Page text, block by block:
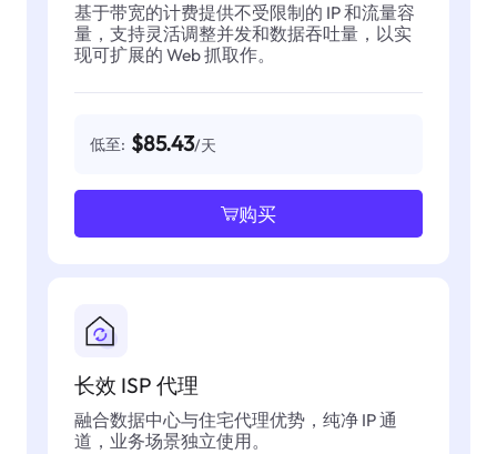
基于带宽的计费提供不受限制的 IP 和流量容
量，支持灵活调整并发和数据吞吐量，以实
现可扩展的 Web 抓取作。
低至: $85.43/天
购买
长效 ISP 代理
融合数据中心与住宅代理优势，纯净 IP 通
道，业务场景独立使用。